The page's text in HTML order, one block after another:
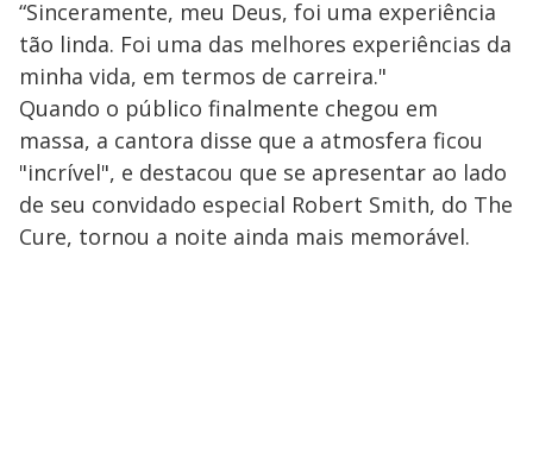
“Sinceramente, meu Deus, foi uma experiência
tão linda. Foi uma das melhores experiências da
minha vida, em termos de carreira."
Quando o público finalmente chegou em
massa, a cantora disse que a atmosfera ficou
"incrível", e destacou que se apresentar ao lado
de seu convidado especial Robert Smith, do The
Cure, tornou a noite ainda mais memorável.